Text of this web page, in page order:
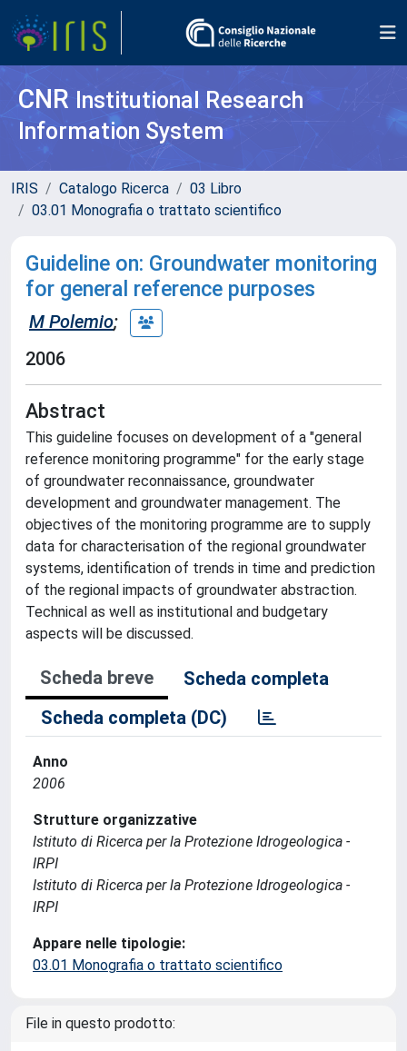
CNR Institutional Research
Information System
IRIS Catalogo Ricerca
03 Libro
03.01 Monografia o trattato scientifico
Guideline on: Groundwater monitoring
for general reference purposes
M Polemio;
2006
Abstract
This guideline focuses on development of a "general
reference monitoring programme" for the early stage
of groundwater reconnaissance, groundwater
development and groundwater management. The
objectives of the monitoring programme are to supply
data for characterisation of the regional groundwater
systems, identification of trends in time and prediction
of the regional impacts of groundwater abstraction.
Technical as well as institutional and budgetary
aspects will be discussed.
Scheda breve
Scheda completa
Scheda completa (DC)
Anno
2006
Strutture organizzative
Istituto di Ricerca per la Protezione Idrogeologica -
IRPI
Istituto di Ricerca per la Protezione Idrogeologica -
IRPI
Appare nelle tipologie:
03.01 Monografia o trattato scientifico
File in questo prodotto: